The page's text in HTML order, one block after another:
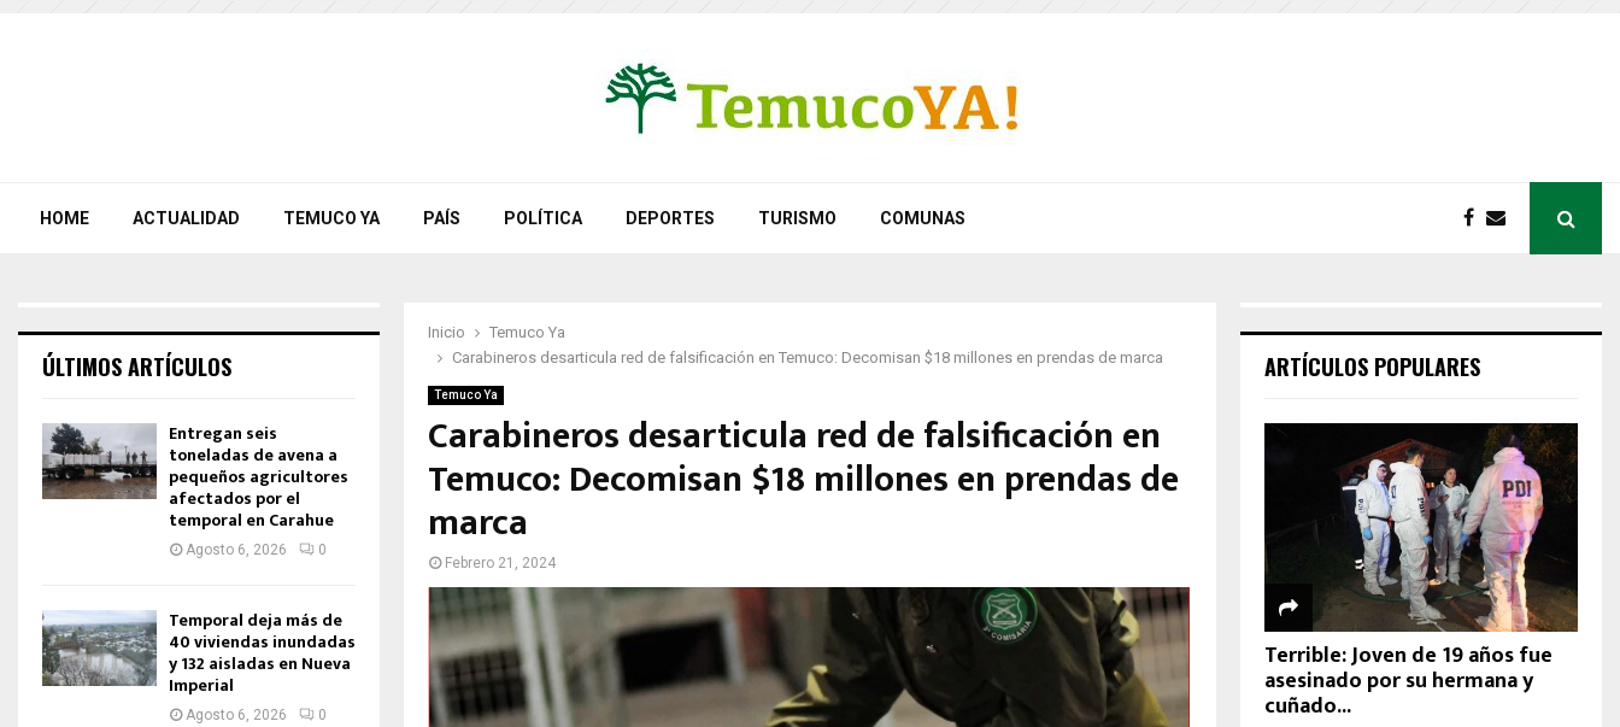
HOME ACTUALIDAD TEMUCO YA PAÍS POLÍTICA DEPORTES TURISMO COMUNAS
Inicio
Temuco Ya
Carabineros desarticula red de falsificación en Temuco: Decomisan $18 millones en prendas de marca
Temuco Ya
Carabineros desarticula red de falsificación en
Temuco: Decomisan $18 millones en prendas de
marca
Febrero 21, 2024
ÚLTIMOS ARTÍCULOS
Entregan seis
toneladas de avena a
pequeños agricultores
afectados por el
temporal en Carahue
Agosto 6, 2026 0
Temporal deja más de
40 viviendas inundadas
y 132 aisladas en Nueva
Imperial
Agosto 6, 2026 0
ARTÍCULOS POPULARES
Terrible: Joven de 19 años fue
asesinado por su hermana y
cuñado...